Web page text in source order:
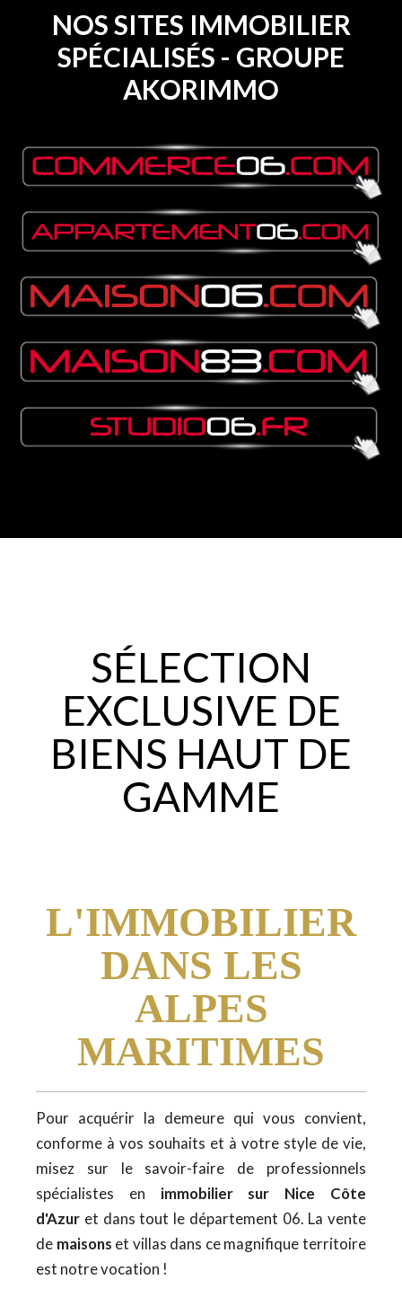
NOS SITES IMMOBILIER
SPÉCIALISÉS - GROUPE
AKORIMMO
SÉLECTION
EXCLUSIVE DE
BIENS HAUT DE
GAMME
L'IMMOBILIER
DANS LES
ALPES
MARITIMES
Pour acquérir la demeure qui vous convient,
conforme à vos souhaits et à votre style de vie,
misez sur le savoir-faire de professionnels
spécialistes en immobilier sur Nice Côte
d'Azur et dans tout le département 06. La vente
de maisons et villas dans ce magnifique territoire
est notre vocation !